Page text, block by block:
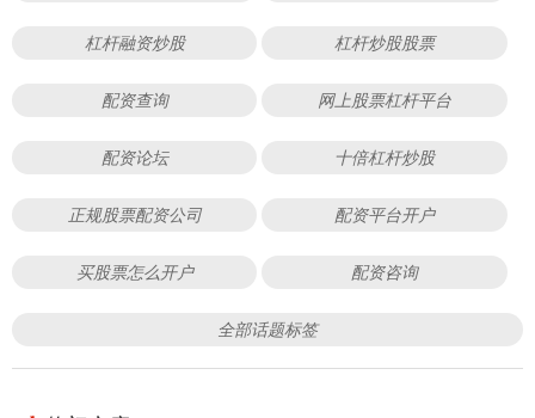
杠杆融资炒股 杠杆炒股股票
配资查询 网上股票杠杆平台
配资论坛 十倍杠杆炒股
正规股票配资公司 配资平台开户
买股票怎么开户 配资咨询
全部话题标签